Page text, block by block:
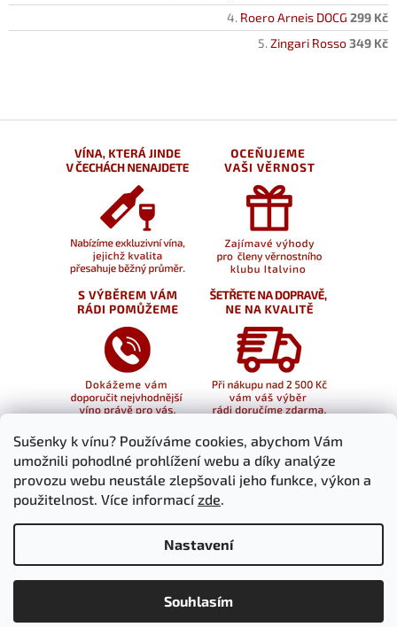
Sušenky k vínu? Používáme cookies, abychom Vám
umožnili pohodlné prohlížení webu a díky analýze
provozu webu neustále zlepšovali jeho funkce, výkon a
použitelnost. Více informacízde.
Nastavení
Souhlasím
Roero Arneis DOCG 299 Kč
Zingari Rosso349 Kč
Copyright 2026italvino.cz
Upravit nastavení cookies